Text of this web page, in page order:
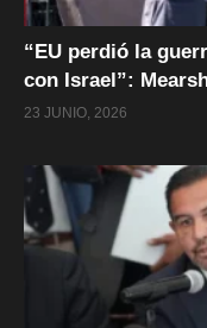
“EU perdió la
con Israel”:
23 JUNIO, 2026